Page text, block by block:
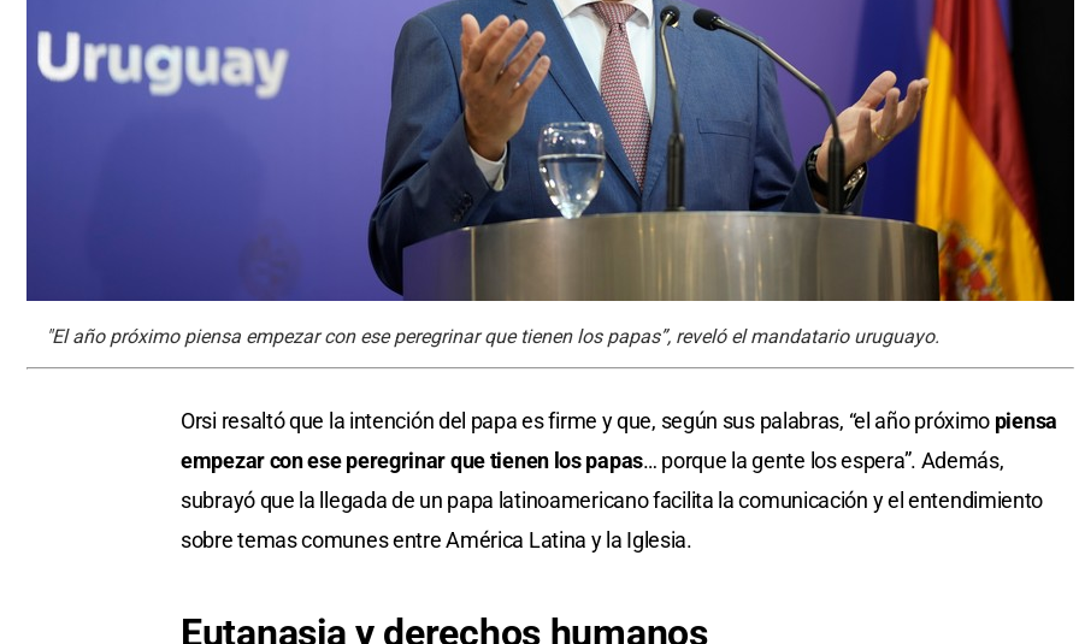
"El año próximo piensa empezar con ese peregrinar que tienen los papas”, reveló el mandatario uruguayo.
Orsi resaltó que la intención del papa es firme y que, según sus palabras, “el año próximo piensa
empezar con ese peregrinar que tienen los papas… porque la gente los espera”. Además,
subrayó que la llegada de un papa latinoamericano facilita la comunicación y el entendimiento
sobre temas comunes entre América Latina y la Iglesia.
Eutanasia y derechos humanos